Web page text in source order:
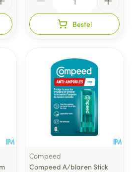
Bestel
Compeed
Compeed A/blaren Stick